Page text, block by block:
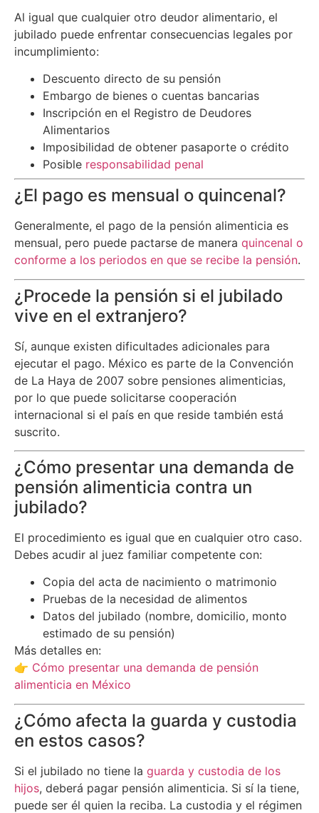
Al igual que cualquier otro deudor alimentario, el
jubilado puede enfrentar consecuencias legales por
incumplimiento:
Descuento directo de su pensión
Embargo de bienes o cuentas bancarias
Inscripción en el Registro de Deudores
Alimentarios
Imposibilidad de obtener pasaporte o crédito
Posible responsabilidad penal
¿El pago es mensual o quincenal?
Generalmente, el pago de la pensión alimenticia es
mensual, pero puede pactarse de manera quincenal o
conforme a los periodos en que se recibe la pensión.
¿Procede la pensión si el jubilado
vive en el extranjero?
Sí, aunque existen dificultades adicionales para
ejecutar el pago. México es parte de la Convención
de La Haya de 2007 sobre pensiones alimenticias,
por lo que puede solicitarse cooperación
internacional si el país en que reside también está
suscrito.
¿Cómo presentar una demanda de
pensión alimenticia contra un
jubilado?
El procedimiento es igual que en cualquier otro caso.
Debes acudir al juez familiar competente con:
Copia del acta de nacimiento o matrimonio
Pruebas de la necesidad de alimentos
Datos del jubilado (nombre, domicilio, monto
estimado de su pensión)
Más detalles en:
👉 Cómo presentar una demanda de pensión
alimenticia en México
¿Cómo afecta la guarda y custodia
en estos casos?
Si el jubilado no tiene la guarda y custodia de los
hijos, deberá pagar pensión alimenticia. Si sí la tiene,
puede ser él quien la reciba. La custodia y el régimen